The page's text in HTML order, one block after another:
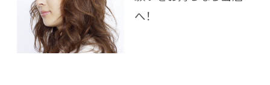
へ！